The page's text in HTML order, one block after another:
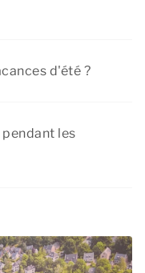
d'été ?
répond
vous pourrez vous
les
autorisés dans la
Vérifiez le type